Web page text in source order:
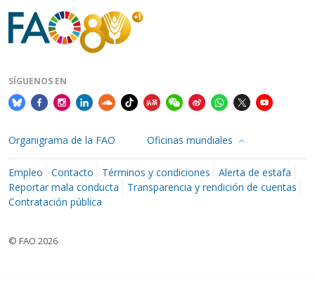
SÍGUENOS EN
Organigrama de la FAO Oficinas mundiales
Empleo Contacto Términos y condiciones
Alerta de estafa
Reportar mala conducta
Transparencia y rendición de cuentas
Contratación pública
© FAO 2026